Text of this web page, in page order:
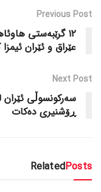
Previous Post
١٢ گرێبەستی
عێراق و ئێران ئیمزا
Next Post
سەرکونسوڵی
ڕۆشنیری دەکات
RelatedPosts